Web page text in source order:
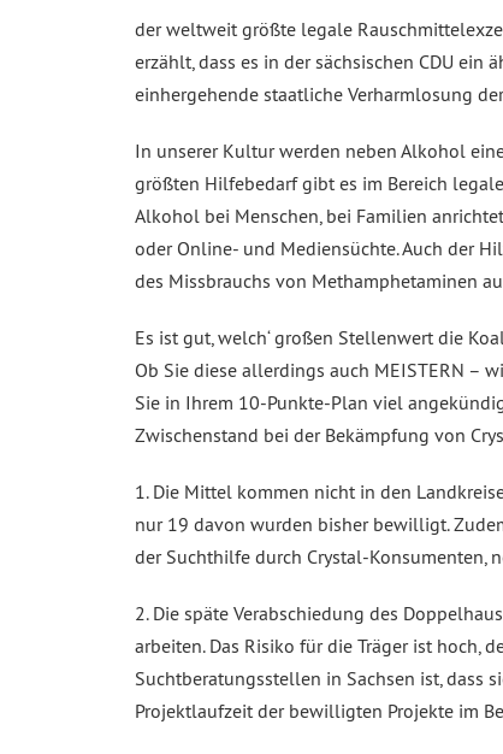
der weltweit größte legale
erzählt, dass es in der sächsischen CDU
einhergehende staatliche Verharmlosung
In unserer Kultur werden neben Alkohol
größten Hilfebedarf gibt es im Bereich
Alkohol bei Menschen, bei Familien
oder Online- und Mediensüchte. Auch der
des Missbrauchs von Methamphetaminen
Es ist gut, welch‘ großen Stellenwert die
Ob Sie diese allerdings auch MEISTERN –
Sie in Ihrem 10-Punkte-Plan viel
Zwischenstand bei der Bekämpfung von
1. Die Mittel kommen nicht in den
nur 19 davon wurden bisher bewilligt.
der Suchthilfe durch Crystal-Konsumenten,
2. Die späte Verabschiedung des
arbeiten. Das Risiko für die Träger ist hoch,
Suchtberatungsstellen in Sachsen ist, dass
Projektlaufzeit der bewilligten Projekte im